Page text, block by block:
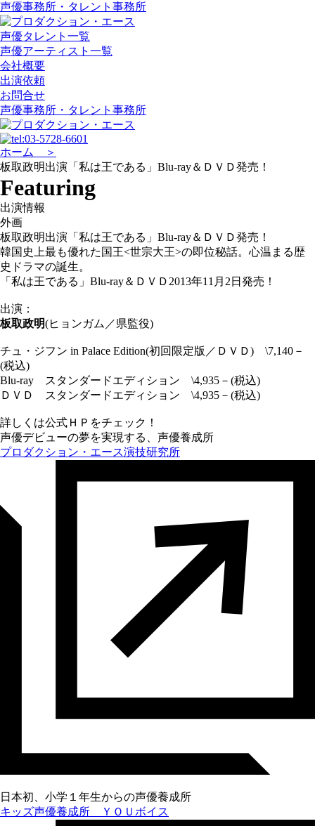
声優事務所・タレント事務所
声優タレント一覧
声優アーティスト一覧
会社概要
出演依頼
お問合せ
声優事務所・タレント事務所
ホーム ＞
板取政明出演「私は王である」Blu-ray＆ＤＶＤ発売！
Featuring
出演情報
外画
板取政明出演「私は王である」Blu-ray＆ＤＶＤ発売！
韓国史上最も優れた国王<世宗大王>の即位秘話。心温まる歴
史ドラマの誕生。
「私は王である」Blu-ray＆ＤＶＤ2013年11月2日発売！
出演：
板取政明(ヒョンガム／県監役)
チュ・ジフン in Palace Edition(初回限定版／ＤＶＤ) \7,140－
(税込)
Blu-ray スタンダードエディション \4,935－(税込)
ＤＶＤ スタンダードエディション \4,935－(税込)
詳しくは公式ＨＰをチェック！
声優デビューの夢を実現する、声優養成所
プロダクション・エース演技研究所
日本初、小学１年生からの声優養成所
キッズ声優養成所 ＹＯＵボイス